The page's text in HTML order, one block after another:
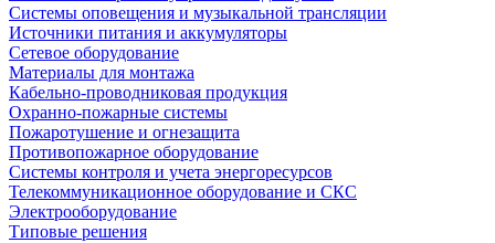
Системы оповещения и музыкальной трансляции
Источники питания и аккумуляторы
Сетевое оборудование
Материалы для монтажа
Кабельно-проводниковая продукция
Охранно-пожарные системы
Пожаротушение и огнезащита
Противопожарное оборудование
Системы контроля и учета энергоресурсов
Телекоммуникационное оборудование и СКС
Электрооборудование
Типовые решения